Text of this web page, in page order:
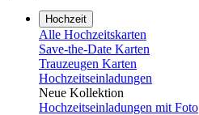
Hochzeit
Alle Hochzeitskarten
Save-the-Date Karten
Trauzeugen Karten
Hochzeitseinladungen
Neue Kollektion
Hochzeitseinladungen mit Foto